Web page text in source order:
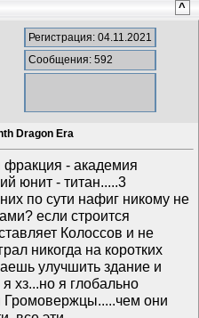
^
Регистрация: 04.11.2021
Сообщения: 592
Dragon Era
фракция - академия
юнит - титан.....3
по сути нафиг никому не
если строится
Колоссов и не
никогда на коротких
улучшить здание и
хз...но я глобально
они